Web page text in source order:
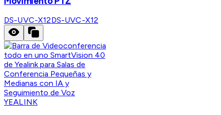
DS-UVC-X12DS-UVC-X12
YEALINK